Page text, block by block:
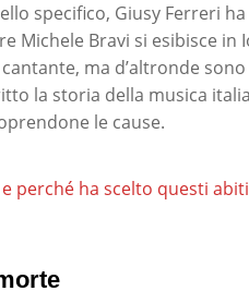
specifico, Giusy Ferreri
Michele Bravi si esibisce
ma d’altronde
la storia della musica
le cause.
perché ha scelto questi abiti